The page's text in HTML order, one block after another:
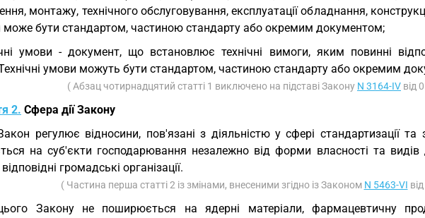
монтажу, технічного обслуговування, експлуатації обладнання,
може бути стандартом, частиною стандарту або окремим документом;
умови - документ, що встановлює технічні вимоги, яким повинні
умови можуть бути стандартом, частиною стандарту або окремим
( Абзац чотирнадцятий статті 1 виключено на підставі Закону N 3164-IV від
2. Сфера дії Закону
регулює відносини, пов'язані з діяльністю у сфері стандартизації та
на суб'єкти господарювання незалежно від форми власності та видів
громадські організації.
( Частина перша статті 2 із змінами, внесеними згідно із Законом N 5463-VI
Закону не поширюється на ядерні матеріали, фармацевтичну